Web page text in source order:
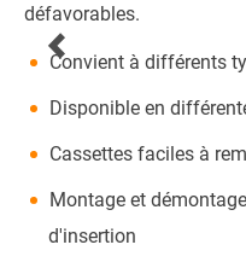
défavorables.
Convient à différents
Disponible en
Cassettes faciles à
Montage et
d'insertion